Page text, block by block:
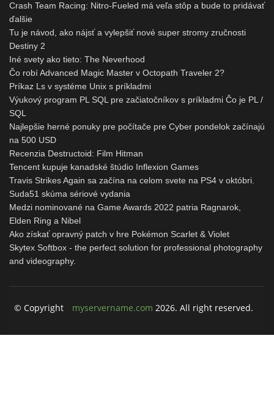
Crash Team Racing: Nitro-Fueled má veľa stôp a bude to pridávať
ďalšie
Tu je návod, ako nájsť a vylepšiť nové super stromy zručnosti
Destiny 2
Iné svety ako tieto: The Neverhood
Čo robí Advanced Magic Master v Octopath Traveler 2?
Príkaz Ls v systéme Unix s príkladmi
Výukový program PL SQL pre začiatočníkov s príkladmi Čo je PL /
SQL
Najlepšie herné ponuky pre počítače pre Cyber ​​pondelok začínajú
na 500 USD
Recenzia Destructoid: Film Hitman
Tencent kupuje kanadské štúdio Inflexion Games
Travis Strikes Again sa začína na celom svete na PS4 v októbri.
Suda51 skúma sériové vydania
Medzi nominované na Game Awards 2022 patria Ragnarok,
Elden Ring a Nibel
Ako získať opravný patch v hre Pokémon Scarlet & Violet
Skytex Softbox - the perfect solution for professional photography
and videography.
© Copyright myservername.com 2026. All right reserved.